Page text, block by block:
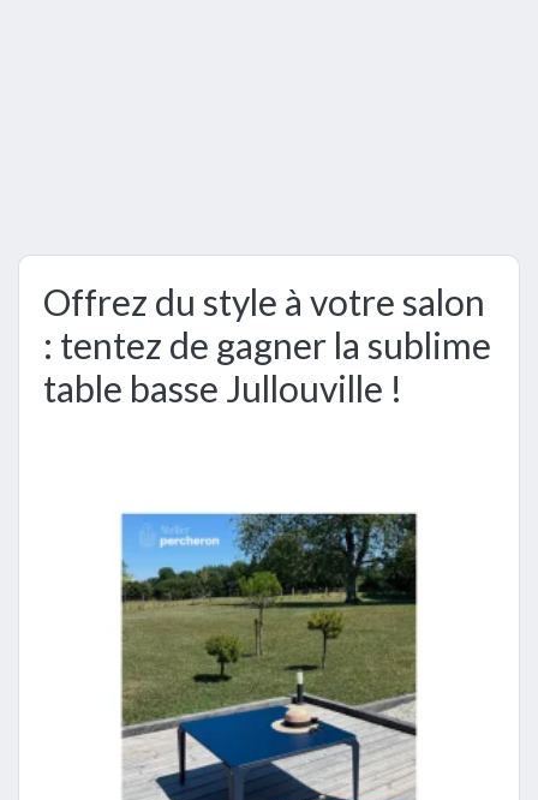
Offrez du style à votre salon
: tentez de gagner la sublime
table basse Jullouville !